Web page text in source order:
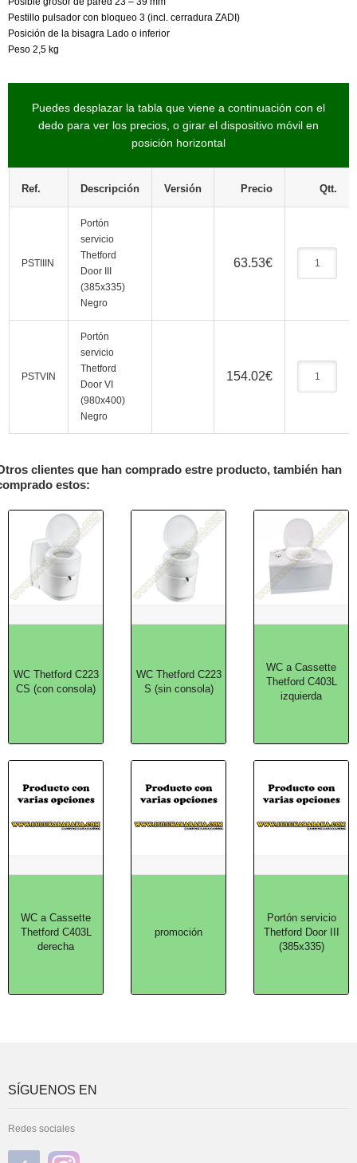
Pestillo pulsador con bloqueo 3 (incl. cerradura ZADI)
Posición de la bisagra Lado o inferior
Peso 2,5 kg
Puedes desplazar la tabla que viene a continuación con el
dedo para ver los precios, o girar el dispositivo móvil en
posición horizontal
Ref. Descripción Versión Precio Qtt.
PSTIIIN
Portón
servicio
Thetford
Door III
(385x335)
Negro
63.53€
PSTVIN
Portón
servicio
Thetford
Door VI
(980x400)
Negro
154.02€
clientes que han comprado estre producto, también han
estos:
WC Thetford C223
CS (con consola)
WC Thetford C223
S (sin consola)
WC a Cassette
Thetford C403L
izquierda
WC a Cassette
Thetford C403L
derecha
promoción
Portón servicio
Thetford Door III
(385x335)
SÍGUENOS EN
Redes sociales